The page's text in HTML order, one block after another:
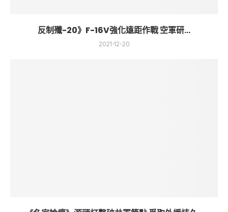
反制殲-20》F-16V強化遠距作戰 空軍研...
2021-12-20